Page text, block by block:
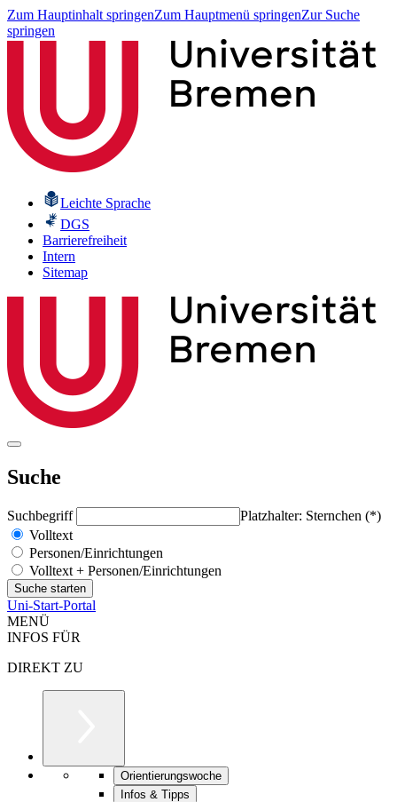
Zum Hauptinhalt springenZum Hauptmenü springenZur Suche
springen
Leichte Sprache
DGS
Barrierefreiheit
Intern
Sitemap
Suche
Suchbegriff
Platzhalter: Sternchen (*)
Volltext
Personen/Einrichtungen
Volltext + Personen/Einrichtungen
Uni-Start-Portal
MENÜ
INFOS FÜR
DIREKT ZU
Orientierungswoche
Infos & Tipps